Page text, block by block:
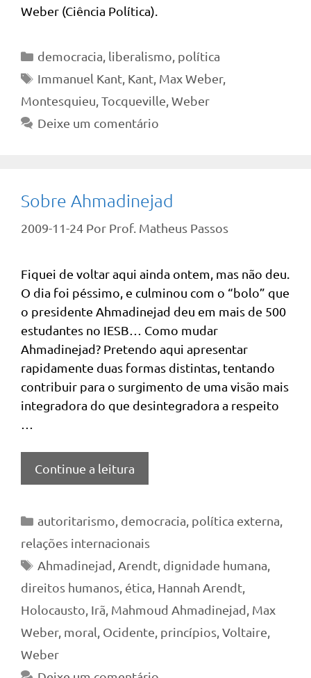
Weber (Ciência Política).
Categorias
democracia, liberalismo, política
Tags
Immanuel Kant, Kant, Max Weber,
Montesquieu,Tocqueville,Weber
Deixe um comentário
Sobre Ahmadinejad
2009-11-24 Por Prof. Matheus Passos
Fiquei de voltar aqui ainda ontem, mas não deu.
O dia foi péssimo, e culminou com o “bolo” que
o presidente Ahmadinejad deu em mais de 500
estudantes no IESB… Como mudar
Ahmadinejad? Pretendo aqui apresentar
rapidamente duas formas distintas, tentando
contribuir para o surgimento de uma visão mais
integradora do que desintegradora a respeito
…
Continue a leitura
Categorias
autoritarismo, democracia, política externa,
relações internacionais
Tags
Ahmadinejad,Arendt, dignidade humana,
direitos humanos, ética, Hannah Arendt,
Holocausto, Irã, Mahmoud Ahmadinejad, Max
Weber, moral, Ocidente, princípios,Voltaire,
Weber